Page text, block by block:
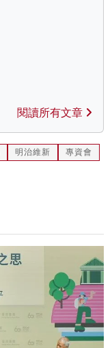
閱讀所有文章
明治維新
專資會